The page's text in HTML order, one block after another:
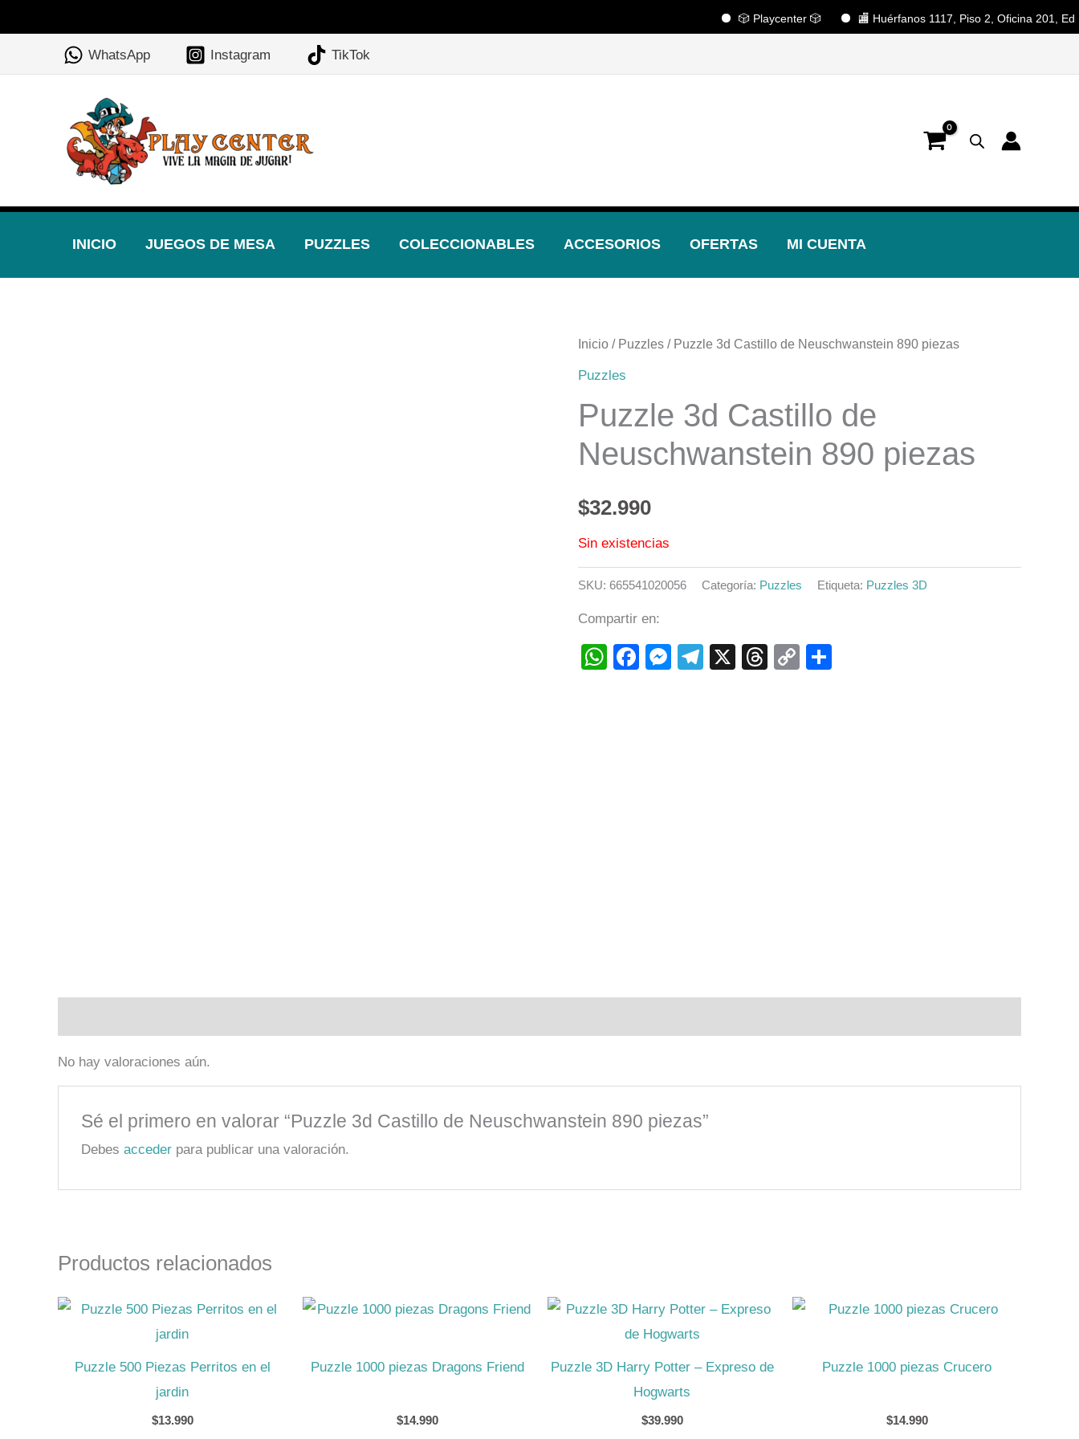
🎲 Playcenter 🎲 🏬 Huérfanos 1117, Piso 2, Oficina 201,
al
WhatsApp Instagram TikTok
INICIO JUEGOS DE MESA PUZZLES COLECCIONABLES ACCESORIOS OFERTAS MI CUENTA
Inicio / Puzzles / Puzzle 3d Castillo de Neuschwanstein 890 piezas
Puzzles
Puzzle 3d Castillo de
Neuschwanstein 890 piezas
$32.990
Sin existencias
SKU: 665541020056 Categoría: Puzzles Etiqueta: Puzzles 3D
Compartir en:
WhatsApp
Facebook
Messenger
Telegram
X Threads
Copy
No hay valoraciones aún.
Sé el primero en valorar “Puzzle 3d Castillo de Neuschwanstein 890 piezas”
Debesacceder para publicar una valoración.
Productos relacionados
Puzzle 500 Piezas Perritos en el
jardin
$13.990
Puzzle 1000 piezas Dragons Friend
$14.990
Puzzle 3D Harry Potter – Expreso de
Hogwarts
$39.990
Puzzle 1000 piezas Crucero
$14.990
📢 ¡OFERTAS! 🔥